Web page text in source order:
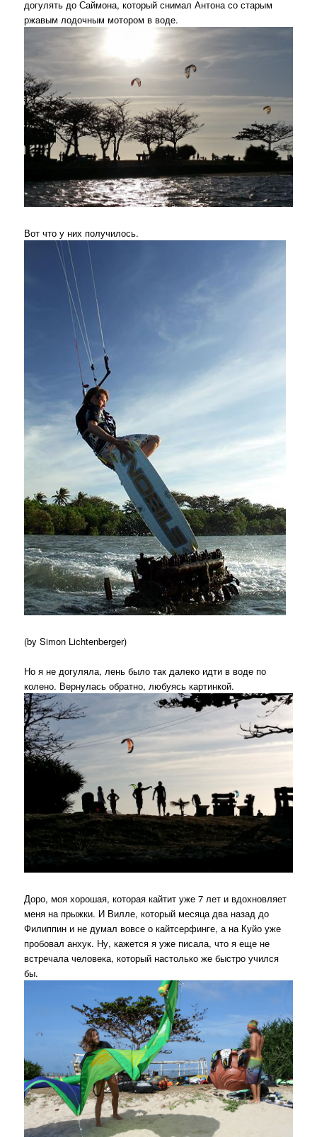
догулять до Саймона, который снимал Антона со старым
ржавым лодочным мотором в воде.
Вот что у них получилось.
(by Simon Lichtenberger)
Но я не догуляла, лень было так далеко идти в воде по
колено. Вернулась обратно, любуясь картинкой.
Доро, моя хорошая, которая кайтит уже 7 лет и вдохновляет
меня на прыжки. И Вилле, который месяца два назад до
Филиппин и не думал вовсе о кайтсерфинге, а на Куйо уже
пробовал анхук. Ну, кажется я уже писала, что я еще не
встречала человека, который настолько же быстро учился
бы.